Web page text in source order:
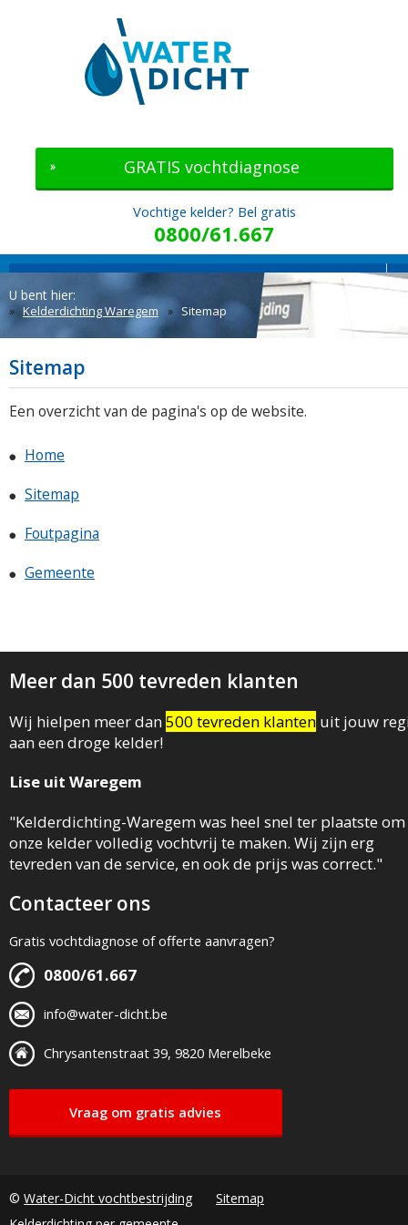
GRATIS vochtdiagnose
Vochtige kelder? Bel gratis
0800/61.667
MENU
U bent hier:
Kelderdichting Waregem Sitemap
Sitemap
Een overzicht van de pagina's op de website.
Home
Sitemap
Foutpagina
Gemeente
Meer dan 500 tevreden klanten
Wij hielpen meer dan500 tevreden klanten uit jouw
aan een droge kelder!
Lise uit Waregem
"Kelderdichting-Waregem was heel snel ter plaatste om
onze kelder volledig vochtvrij te maken. Wij zijn erg
tevreden van de service, en ook de prijs was correct."
Contacteer ons
Gratis vochtdiagnose of offerte aanvragen?
0800/61.667
info@water-dicht.be
Chrysantenstraat 39, 9820 Merelbeke
Vraag om gratis advies
© Water-Dicht vochtbestrijding
Sitemap